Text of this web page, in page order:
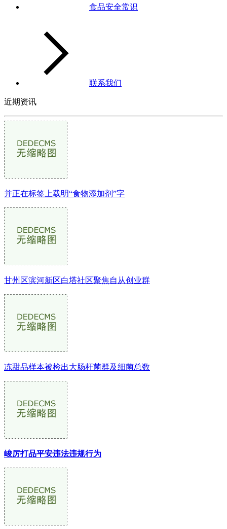
食品安全常识
联系我们
近期资讯
并正在标签上载明“食物添加剂”字
甘州区滨河新区白塔社区聚焦自从创业群
冻甜品样本被检出大肠杆菌群及细菌总数
峻厉打品平安违法违规行为